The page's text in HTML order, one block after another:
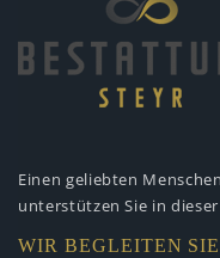
Einen geliebten
unterstützen Sie in
WIR BEGLEITEN